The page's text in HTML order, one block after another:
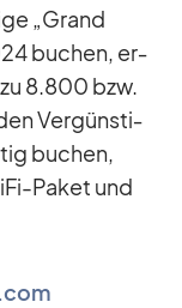
„Grand
bu­chen, er­
8.800 bzw.
Ver­güns­ti­
bu­chen,
Pa­ket und